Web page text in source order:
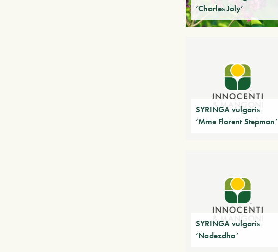
‘Charles Joly’
SYRINGA vulgaris
‘Mme Florent Stepman’
SYRINGA vulgaris
‘Nadezdha’